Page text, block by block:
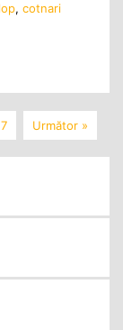
, cotnari
7 Următor »